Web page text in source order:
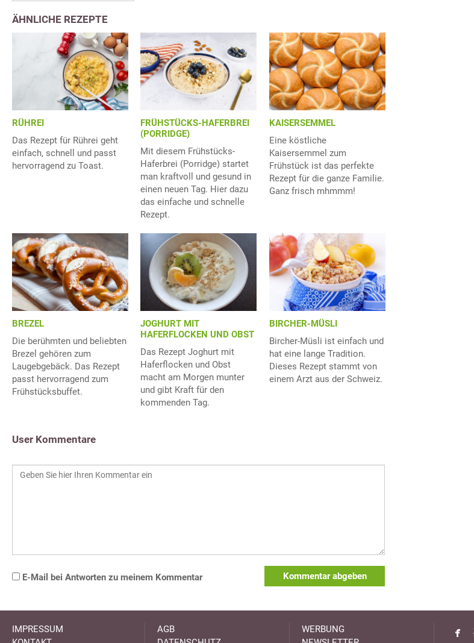
ÄHNLICHE REZEPTE
RÜHREI
Das Rezept für Rührei geht
einfach, schnell und passt
hervorragend zu Toast.
FRÜHSTÜCKS-HAFERBREI
(PORRIDGE)
Mit diesem Frühstücks-
Haferbrei (Porridge) startet
man kraftvoll und gesund in
einen neuen Tag. Hier dazu
das einfache und schnelle
Rezept.
KAISERSEMMEL
Eine köstliche
Kaisersemmel zum
Frühstück ist das perfekte
Rezept für die ganze Familie.
Ganz frisch mhmmm!
BREZEL
Die berühmten und beliebten
Brezel gehören zum
Laugebgebäck. Das Rezept
passt hervorragend zum
Frühstücksbuffet.
JOGHURT MIT
HAFERFLOCKEN UND OBST
Das Rezept Joghurt mit
Haferflocken und Obst
macht am Morgen munter
und gibt Kraft für den
kommenden Tag.
BIRCHER-MÜSLI
Bircher-Müsli ist einfach und
hat eine lange Tradition.
Dieses Rezept stammt von
einem Arzt aus der Schweiz.
User Kommentare
E-Mail bei Antworten zu meinem Kommentar Kommentar abgeben
IMPRESSUM
AGB
WERBUNG